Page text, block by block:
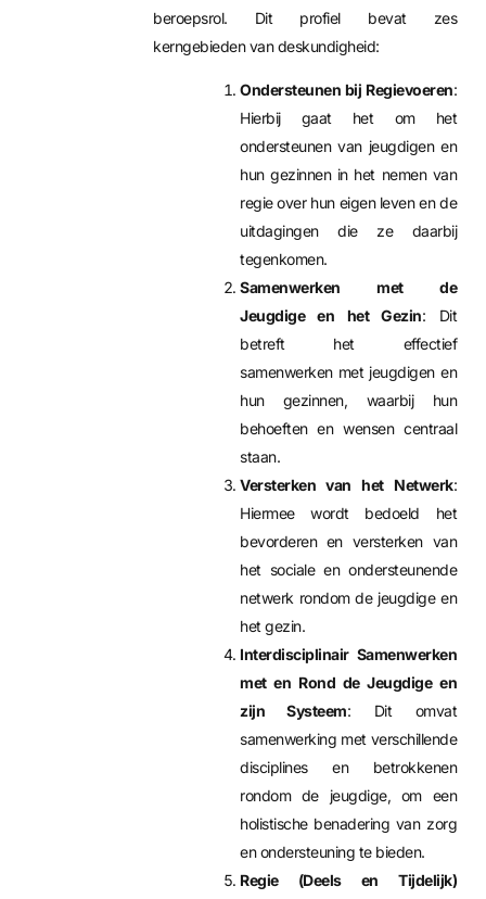
beroepsrol. Dit profiel bevat zes
kerngebieden van deskundigheid:
Ondersteunen bij Regievoeren:
Hierbij gaat het om het
ondersteunen van jeugdigen en
hun gezinnen in het nemen van
regie over hun eigen leven en de
uitdagingen die ze daarbij
tegenkomen.
Samenwerken met de
Jeugdige en het Gezin: Dit
betreft het effectief
samenwerken met jeugdigen en
hun gezinnen, waarbij hun
behoeften en wensen centraal
staan.
Versterken van het Netwerk:
Hiermee wordt bedoeld het
bevorderen en versterken van
het sociale en ondersteunende
netwerk rondom de jeugdige en
het gezin.
Interdisciplinair Samenwerken
met en Rond de Jeugdige en
zijn Systeem: Dit omvat
samenwerking met verschillende
disciplines en betrokkenen
rondom de jeugdige, om een
holistische benadering van zorg
en ondersteuning te bieden.
Regie (Deels en Tijdelijk)